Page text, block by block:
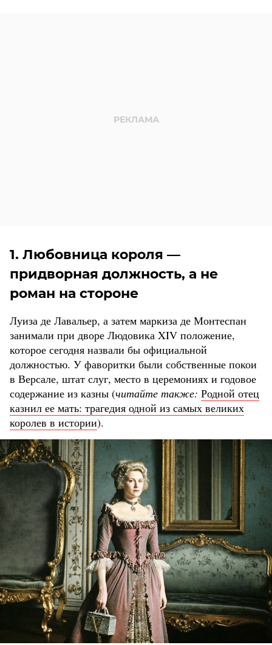
1. Любовница короля —
придворная должность, а не
роман на стороне
Луиза де Лавальер, а затем маркиза де Монтеспан
занимали при дворе Людовика XIV положение,
которое сегодня назвали бы официальной
должностью. У фаворитки были собственные покои
в Версале, штат слуг, место в церемониях и годовое
содержание из казны (читайте также: Родной отец
казнил ее мать: трагедия одной из самых великих
королев в истории).